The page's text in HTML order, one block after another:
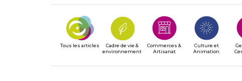
Tous les articles
Cadre de vie &
environnement
Commerces &
Artisanat
Culture et
Animation